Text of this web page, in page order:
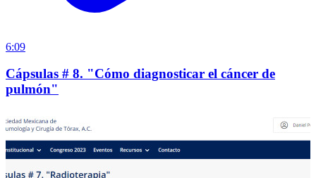
6:09
Cápsulas # 8. "Cómo diagnosticar el cáncer de
pulmón"